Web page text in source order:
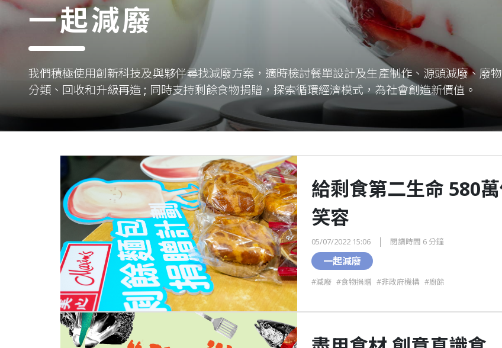
一起減廢
我們積極使用創新科技及與夥伴尋找減廢方案，適時檢討餐單設計及生產制作、源頭減廢、廢物
分類、回收和升級再造 ; 同時支持剩餘食物捐贈，探索循環經濟模式，為社會創造新價值。
給剩食第二生命 580萬個剩餘麵包換取的
笑容
05/07/2022 15:06 閱讀時間 6 分鐘
一起減廢
#減廢 #食物捐贈 #非政府機構 #廚餘